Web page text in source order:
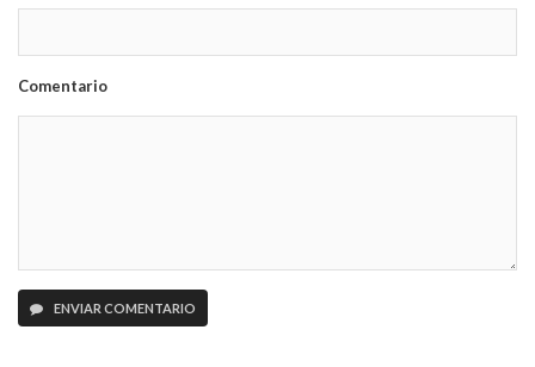
Comentario
ENVIAR COMENTARIO